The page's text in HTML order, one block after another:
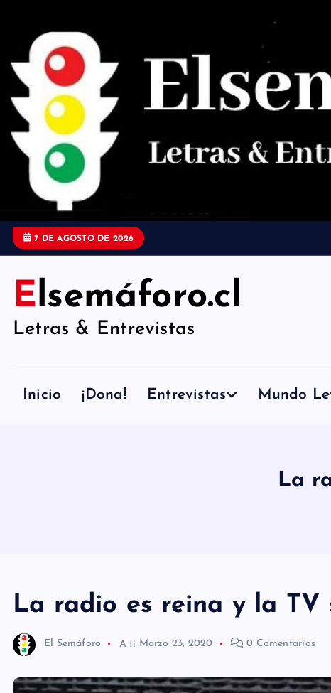
n
7 DE AGOSTO DE 2026
Elsemáforo.cl
Letras & Entrevistas
Inicio ¡Dona! Entrevistas Mundo
La
La radio es reina y la TV
El Semáforo A ti Marzo 23, 2020 0 Comentarios